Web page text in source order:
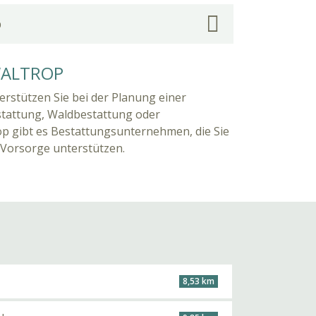
Sie bei der Planung einer
Waldbestattung oder
gibt es Bestattungsunternehmen, die Sie
unterstützen.
8,53 km